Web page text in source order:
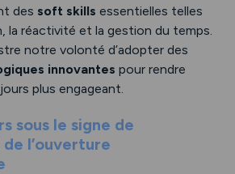
des soft skills essentielles telles
la réactivité et la gestion du temps.
notre volonté d’adopter des
innovantes pour rendre
plus engageant.
sous le signe de
l’ouverture